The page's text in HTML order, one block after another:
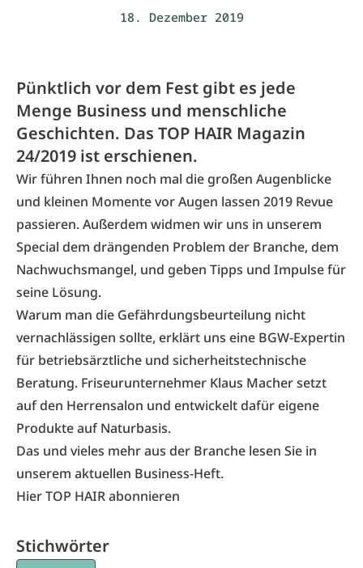
18. Dezember 2019
Pünktlich vor dem Fest gibt es jede
Menge Business und menschliche
Geschichten. Das TOP HAIR Magazin
24/2019 ist erschienen.
Wir führen Ihnen noch mal die großen Augenblicke
und kleinen Momente vor Augen lassen 2019 Revue
passieren. Außerdem widmen wir uns in unserem
Special dem drängenden Problem der Branche, dem
Nachwuchsmangel, und geben Tipps und Impulse für
seine Lösung.
Warum man die Gefährdungsbeurteilung nicht
vernachlässigen sollte, erklärt uns eine BGW-Expertin
für betriebsärztliche und sicherheitstechnische
Beratung. Friseurunternehmer Klaus Macher setzt
auf den Herrensalon und entwickelt dafür eigene
Produkte auf Naturbasis.
Das und vieles mehr aus der Branche lesen Sie in
unserem aktuellen Business-Heft.
Hier TOP HAIR abonnieren
Stichwörter